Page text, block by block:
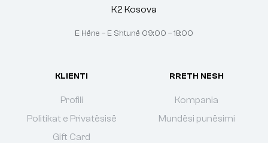
K2 Kosova
E Hëne – E Shtunë 09:00 – 18:00
KLIENTI
Profili
Politikat e Privatësisë
Gift Card
RRETH NESH
Kompania
Mundësi punësimi